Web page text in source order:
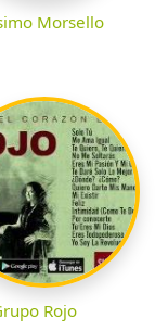
Morsello
Rojo